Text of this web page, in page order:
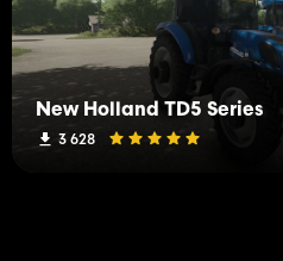
New Holland TD5 Series
3 628